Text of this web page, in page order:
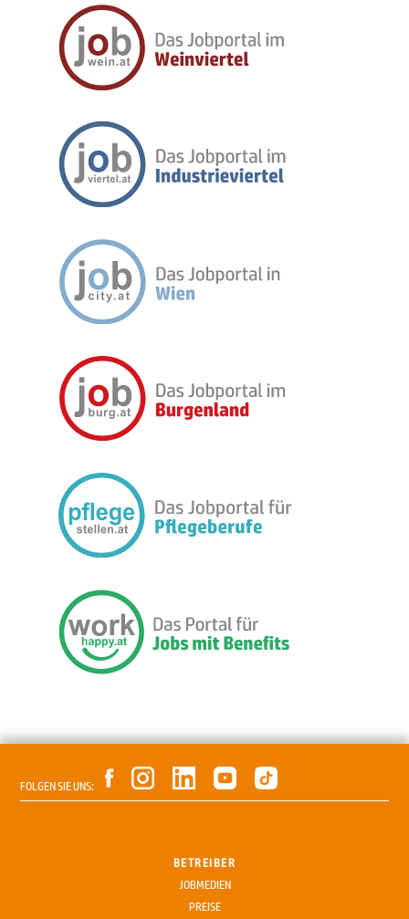
FOLGEN SIE UNS:
BETREIBER
JOBMEDIEN
PREISE